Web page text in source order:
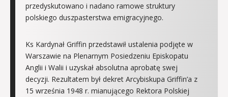
przedyskutowano i nadano ramowe struktury
polskiego duszpasterstwa emigracyjnego.
Ks Kardynał Griffin przedstawił ustalenia podjęte w
Warszawie na Plenarnym Posiedzeniu Episkopatu
Anglii i Walii i uzyskał absolutna aprobatę swej
decyzji. Rezultatem był dekret Arcybiskupa Griffin’a z
15 września 1948 r. mianującego Rektora Polskiej